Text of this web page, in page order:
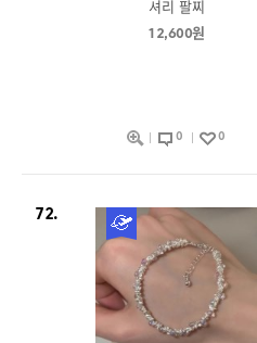
셔리 팔찌
12,600원
0 0
72.